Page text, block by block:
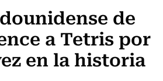
de
a Tetris por
en la historia